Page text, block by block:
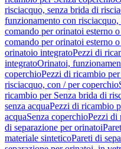
risciacquo, senza brida di
funzionamento con
comando per orinatoi esterno
comando per orinatoi esterno
orinatoio integratoPezzi di
integratoOrinatoi,
coperchioPezzi di ricambio
risciacquo, con / per coperchio
ricambio per Senza brida di
senza acquaPezzi di ricambio
acquaSenza coperchioPezzi di
di separazione per orinatoi
materiale sinteticoPareti di